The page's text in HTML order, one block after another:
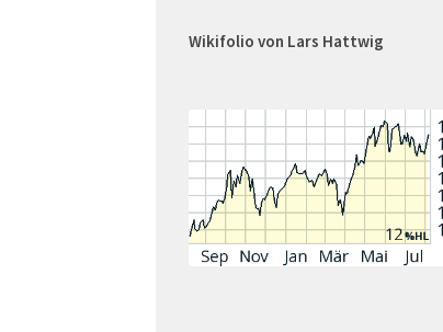
Wikifolio von Lars Hattwig